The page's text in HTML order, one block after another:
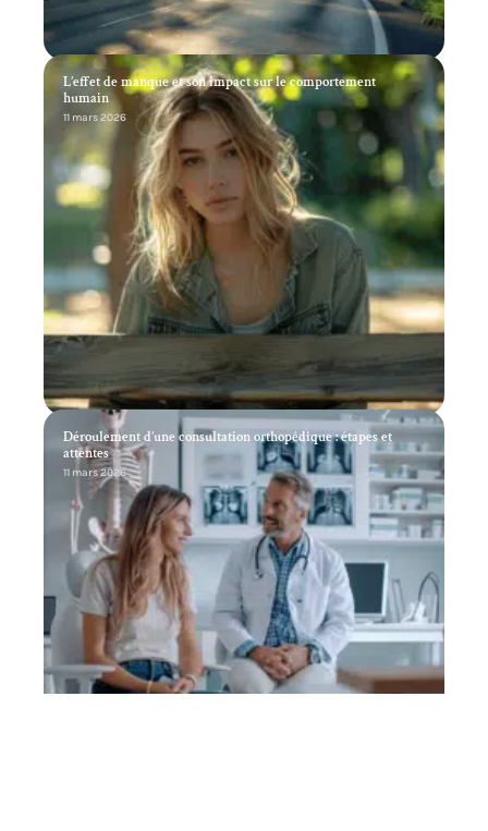
L’effet de manque et son impact sur le comportement
humain
11 mars 2026
Déroulement d’une consultation orthopédique : étapes et
attentes
11 mars 2026